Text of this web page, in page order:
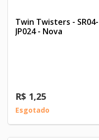
Twin Twisters - SR04-
JP024 - Nova
R$ 1,25
Esgotado